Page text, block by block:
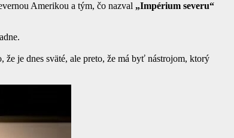
Amerikou a tým, čo nazval „Impérium severu“
je dnes sväté, ale preto, že má byť nástrojom, ktorý